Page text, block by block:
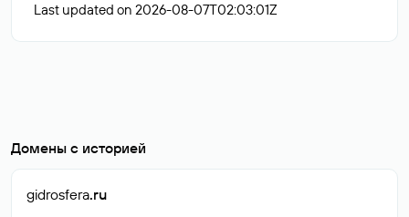
Last updated on 2026-08-07T02:03:01Z
Домены с историей
gidrosfera.ru